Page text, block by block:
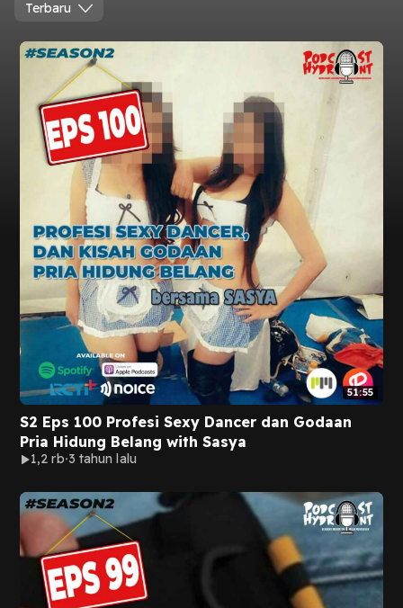
Terbaru
51:55
S2 Eps 100 Profesi Sexy Dancer dan Godaan
Pria Hidung Belang with Sasya
1,2 rb 3 tahun lalu